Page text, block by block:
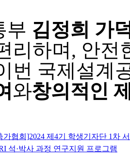
부 김정희 가
리하며 , 안전
번 국제설계
와창의적인
가협회]2024 제4기 학생기자단 1차
석·박사 과정 연구지원 프로그램